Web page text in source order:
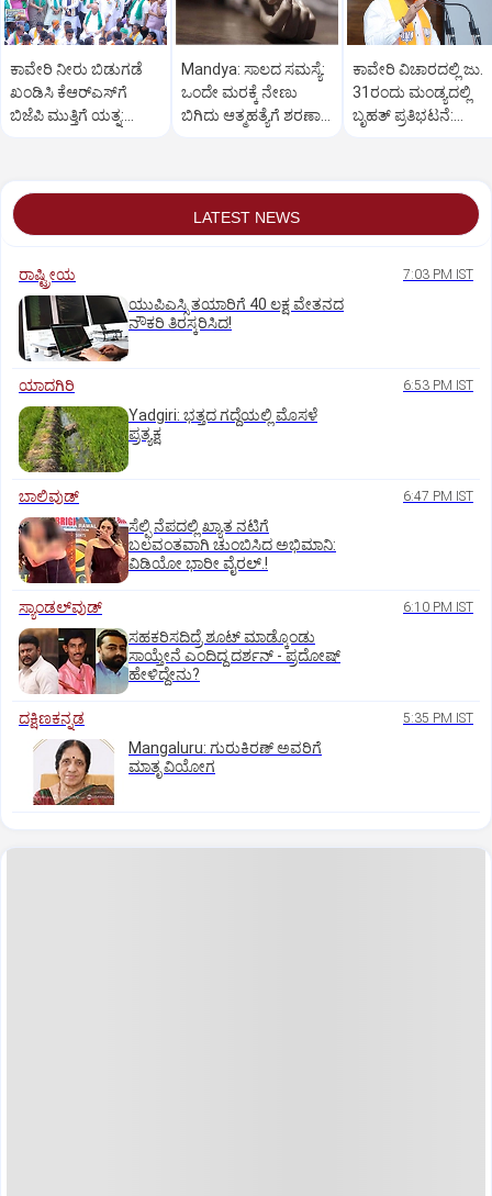
ಕಾವೇರಿ ನೀರು ಬಿಡುಗಡೆ
ಖಂಡಿಸಿ ಕೆಆರ್‌ಎಸ್‌ಗೆ
ಬಿಜೆಪಿ ಮುತ್ತಿಗೆ ಯತ್ನ:
Mandya: ಸಾಲದ ಸಮಸ್ಯೆ:
ಒಂದೇ ಮರಕ್ಕೆ ನೇಣು
ಬಿಗಿದು ಆತ್ಮಹತ್ಯೆಗೆ ಶರಣಾದ
ಕಾವೇರಿ ವಿಚಾರದಲ್ಲಿ ಜು.
31ರಂದು ಮಂಡ್ಯದಲ್ಲಿ
ಬೃಹತ್ ಪ್ರತಿಭಟನೆ:
LATEST NEWS
ರಾಷ್ಟ್ರೀಯ 7:03 PM IST
ಯುಪಿಎಸ್ಸಿ ತಯಾರಿಗೆ 40 ಲಕ್ಷ ವೇತನದ
ನೌಕರಿ ತಿರಸ್ಕರಿಸಿದ!
ಯಾದಗಿರಿ 6:53 PM IST
Yadgiri: ಭತ್ತದ ಗದ್ದೆಯಲ್ಲಿ ಮೊಸಳೆ
ಪ್ರತ್ಯಕ್ಷ
ಬಾಲಿವುಡ್‌ 6:47 PM IST
ಸೆಲ್ಫಿ ನೆಪದಲ್ಲಿ ಖ್ಯಾತ ನಟಿಗೆ
ಬಲವಂತವಾಗಿ ಚುಂಬಿಸಿದ ಅಭಿಮಾನಿ:
ವಿಡಿಯೋ ಭಾರೀ ವೈರಲ್.!
ಸ್ಯಾಂಡಲ್‌ವುಡ್‌ 6:10 PM IST
ಸಹಕರಿಸದಿದ್ರೆ ಶೂಟ್‌ ಮಾಡ್ಕೊಂಡು
ಸಾಯ್ತೇನೆ ಎಂದಿದ್ದ ದರ್ಶನ್‌ - ಪ್ರದೋಷ್‌
ಹೇಳಿದ್ದೇನು?
ದಕ್ಷಿಣಕನ್ನಡ 5:35 PM IST
Mangaluru: ಗುರುಕಿರಣ್ ಅವರಿಗೆ
ಮಾತೃ ವಿಯೋಗ